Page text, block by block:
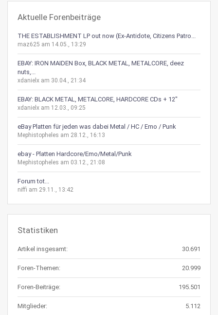
Aktuelle Forenbeiträge
THE ESTABLISHMENT LP out now (Ex-Antidote, Citizens Patro...
maz625 am 14.05., 13:29
EBAY: IRON MAIDEN Box, BLACK METAL, METALCORE, deez
nuts,...
xdanielx am 30.04., 21:34
EBAY: BLACK METAL, METALCORE, HARDCORE CDs + 12"
xdanielx am 12.03., 09:25
eBay Platten für jeden was dabei Metal / HC / Emo / Punk
Mephistopheles am 28.12., 16:13
ebay - Platten Hardcore/Emo/Metal/Punk
Mephistopheles am 03.12., 21:08
Forum tot...
niffi am 29.11., 13:42
Statistiken
Artikel insgesamt: 30.691
Foren-Themen: 20.999
Foren-Beiträge: 195.501
Mitglieder: 5.112